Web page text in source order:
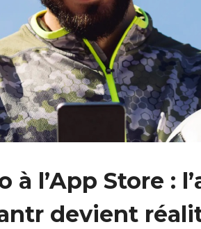
à l’App Store :
devient